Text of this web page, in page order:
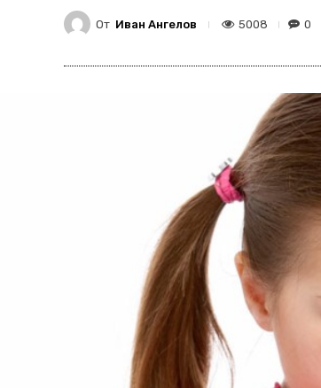
От Иван Ангелов 5008 0